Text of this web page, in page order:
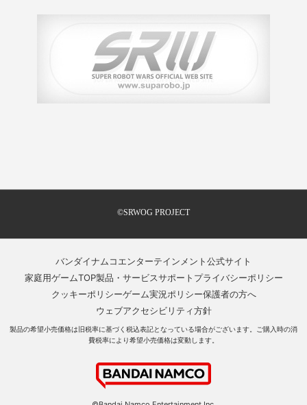
©SRWOG PROJECT
バンダイナムコエンターテインメント公式サイト
家庭用ゲームTOP製品・サービスサポート プライバシーポリシー
クッキーポリシーゲーム実況ポリシー保護者の方へ
ウェブアクセシビリティ方針
製品の希望小売価格は旧税率に基づく税込表記となっている場合がございます。ご購入時の消
費税率により希望小売価格は変動します。